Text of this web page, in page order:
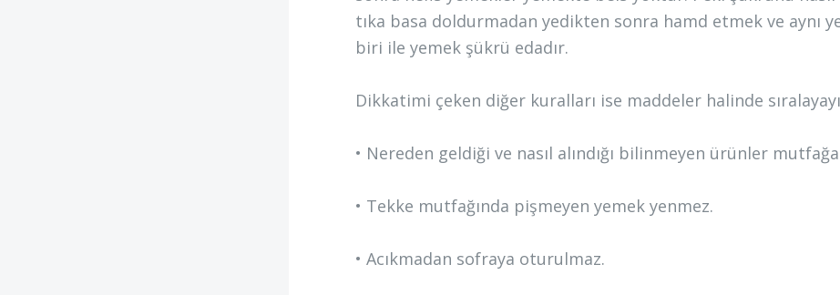
tıka basa doldurmadan yedikten sonra hamd etmek ve aynı
biri ile yemek şükrü edadır.
Dikkatimi çeken diğer kuralları ise maddeler halinde
• Nereden geldiği ve nasıl alındığı bilinmeyen ürünler
• Tekke mutfağında pişmeyen yemek yenmez.
• Acıkmadan sofraya oturulmaz.